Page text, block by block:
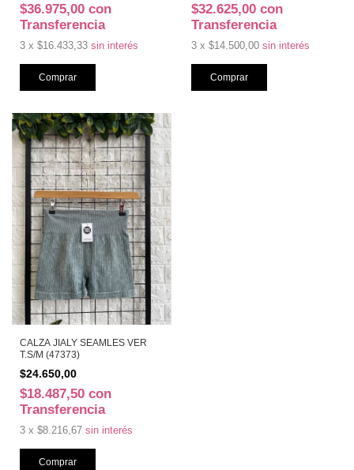
$36.975,00 con
Transferencia
3 x $16.433,33 sin interés
$32.625,00 con
Transferencia
3 x $14.500,00 sin interés
CALZA JIALY SEAMLES VER
T.S/M (47373)
$24.650,00
$18.487,50 con
Transferencia
3 x $8.216,67 sin interés